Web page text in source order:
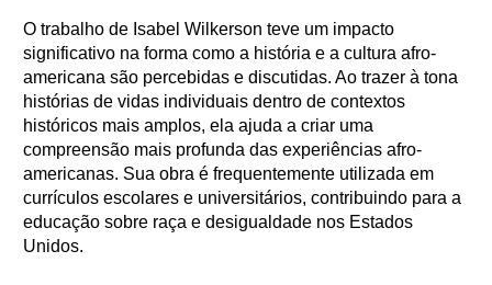
O trabalho de Isabel Wilkerson teve um impacto
significativo na forma como a história e a cultura afro-
americana são percebidas e discutidas. Ao trazer à tona
histórias de vidas individuais dentro de contextos
históricos mais amplos, ela ajuda a criar uma
compreensão mais profunda das experiências afro-
americanas. Sua obra é frequentemente utilizada em
currículos escolares e universitários, contribuindo para a
educação sobre raça e desigualdade nos Estados
Unidos.